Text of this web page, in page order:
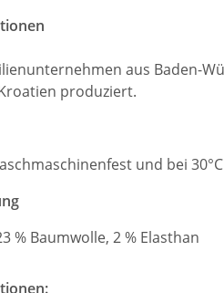
aus Baden-
produziert.
und bei
% Baumwolle, 2 % Elasthan